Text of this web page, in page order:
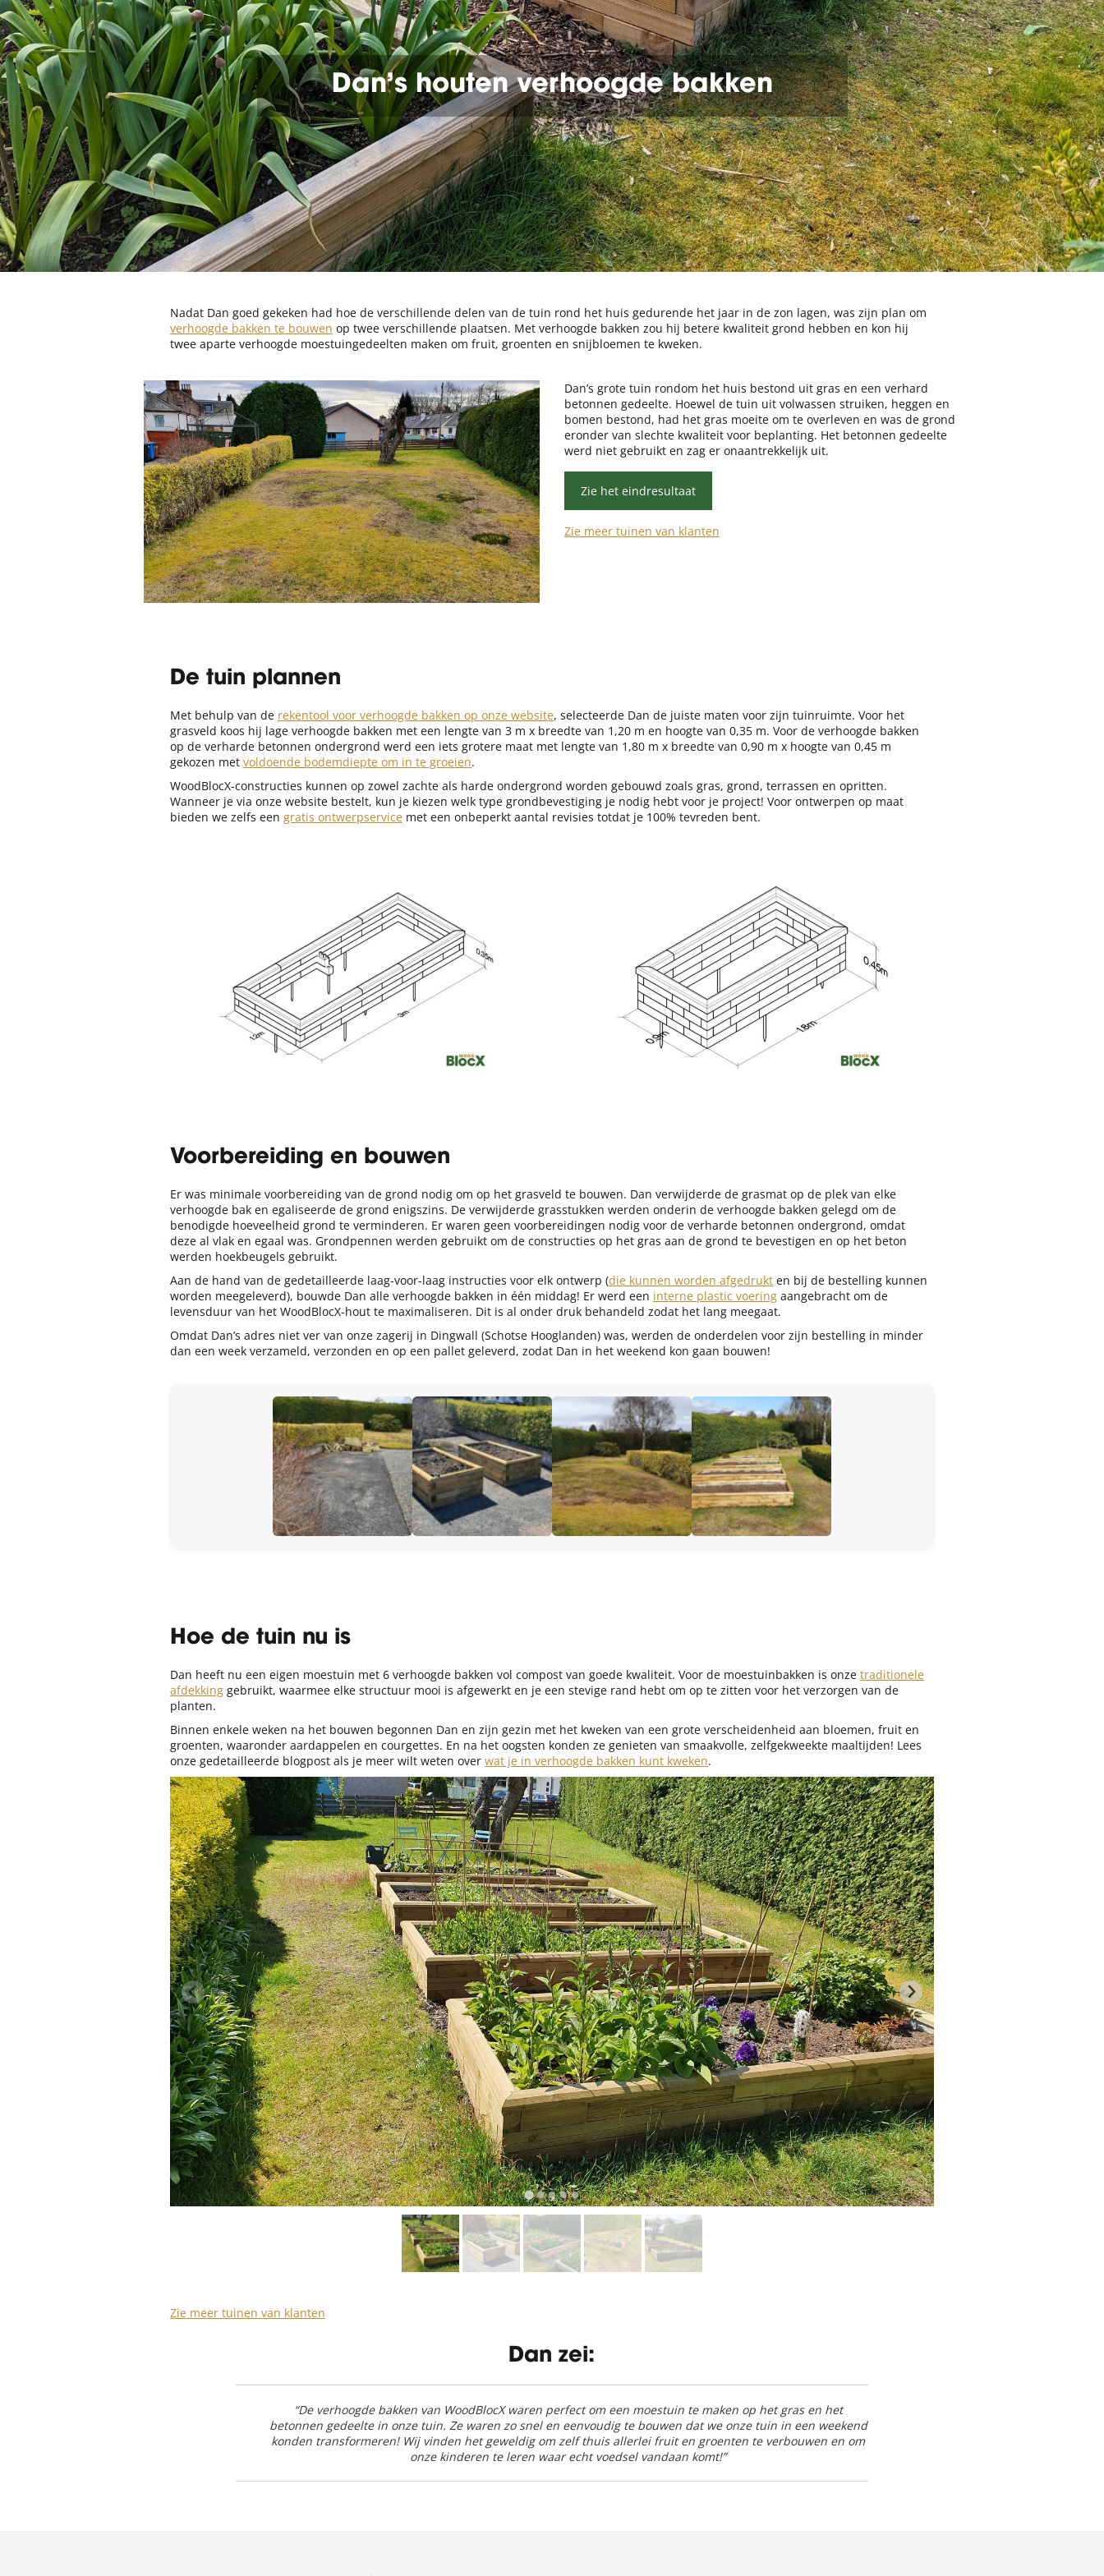
Dan’s houten verhoogde bakken
Nadat Dan goed gekeken had hoe de verschillende delen van de tuin rond het huis gedurende het jaar in de zon lagen, was zijn plan om
verhoogde bakken te bouwen op twee verschillende plaatsen. Met verhoogde bakken zou hij betere kwaliteit grond hebben en kon hij
twee aparte verhoogde moestuingedeelten maken om fruit, groenten en snijbloemen te kweken.
Dan’s grote tuin rondom het huis bestond uit gras en een verhard
betonnen gedeelte. Hoewel de tuin uit volwassen struiken, heggen en
bomen bestond, had het gras moeite om te overleven en was de grond
eronder van slechte kwaliteit voor beplanting. Het betonnen gedeelte
werd niet gebruikt en zag er onaantrekkelijk uit.
Zie het eindresultaat
Zie meer tuinen van klanten
De tuin plannen
Met behulp van de rekentool voor verhoogde bakken op onze website, selecteerde Dan de juiste maten voor zijn tuinruimte. Voor het
grasveld koos hij lage verhoogde bakken met een lengte van 3 m x breedte van 1,20 m en hoogte van 0,35 m. Voor de verhoogde bakken
op de verharde betonnen ondergrond werd een iets grotere maat met lengte van 1,80 m x breedte van 0,90 m x hoogte van 0,45 m
gekozen met voldoende bodemdiepte om in te groeien.
WoodBlocX-constructies kunnen op zowel zachte als harde ondergrond worden gebouwd zoals gras, grond, terrassen en opritten.
Wanneer je via onze website bestelt, kun je kiezen welk type grondbevestiging je nodig hebt voor je project! Voor ontwerpen op maat
bieden we zelfs een gratis ontwerpservice met een onbeperkt aantal revisies totdat je 100% tevreden bent.
Voorbereiding en bouwen
Er was minimale voorbereiding van de grond nodig om op het grasveld te bouwen. Dan verwijderde de grasmat op de plek van elke
verhoogde bak en egaliseerde de grond enigszins. De verwijderde grasstukken werden onderin de verhoogde bakken gelegd om de
benodigde hoeveelheid grond te verminderen. Er waren geen voorbereidingen nodig voor de verharde betonnen ondergrond, omdat
deze al vlak en egaal was. Grondpennen werden gebruikt om de constructies op het gras aan de grond te bevestigen en op het beton
werden hoekbeugels gebruikt.
Aan de hand van de gedetailleerde laag-voor-laag instructies voor elk ontwerp (die kunnen worden afgedrukt en bij de bestelling kunnen
worden meegeleverd), bouwde Dan alle verhoogde bakken in één middag! Er werd een interne plastic voering aangebracht om de
levensduur van het WoodBlocX-hout te maximaliseren. Dit is al onder druk behandeld zodat het lang meegaat.
Omdat Dan’s adres niet ver van onze zagerij in Dingwall (Schotse Hooglanden) was, werden de onderdelen voor zijn bestelling in minder
dan een week verzameld, verzonden en op een pallet geleverd, zodat Dan in het weekend kon gaan bouwen!
Hoe de tuin nu is
Dan heeft nu een eigen moestuin met 6 verhoogde bakken vol compost van goede kwaliteit. Voor de moestuinbakken is onze traditionele
afdekking gebruikt, waarmee elke structuur mooi is afgewerkt en je een stevige rand hebt om op te zitten voor het verzorgen van de
planten.
Binnen enkele weken na het bouwen begonnen Dan en zijn gezin met het kweken van een grote verscheidenheid aan bloemen, fruit en
groenten, waaronder aardappelen en courgettes. En na het oogsten konden ze genieten van smaakvolle, zelfgekweekte maaltijden! Lees
onze gedetailleerde blogpost als je meer wilt weten over wat je in verhoogde bakken kunt kweken.
Zie meer tuinen van klanten
Dan zei:
“De verhoogde bakken van WoodBlocX waren perfect om een moestuin te maken op het gras en het
betonnen gedeelte in onze tuin. Ze waren zo snel en eenvoudig te bouwen dat we onze tuin in een weekend
konden transformeren! Wij vinden het geweldig om zelf thuis allerlei fruit en groenten te verbouwen en om
onze kinderen te leren waar echt voedsel vandaan komt!”